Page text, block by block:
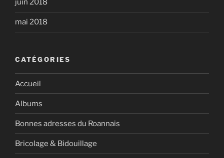
juin 2018
mai 2018
CATÉGORIES
Accueil
Albums
Bonnes adresses du Roannais
Bricolage & Bidouillage